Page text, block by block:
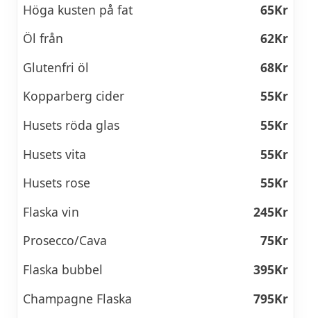
Höga kusten på fat
65Kr
Öl från
62Kr
Glutenfri öl
68Kr
Kopparberg cider
55Kr
Husets röda glas
55Kr
Husets vita
55Kr
Husets rose
55Kr
Flaska vin
245Kr
Prosecco/Cava
75Kr
Flaska bubbel
395Kr
Champagne Flaska
795Kr